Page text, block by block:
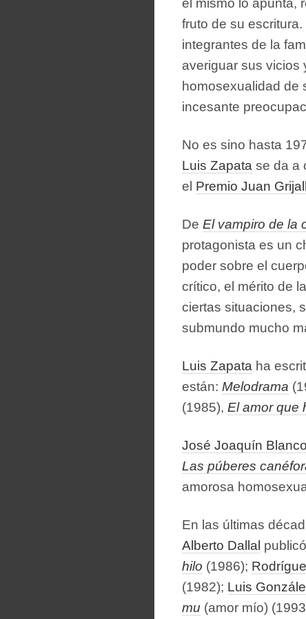
él mismo lo apunta,
fruto de su
integrantes de la
averiguar sus vicios
homosexualidad de
incesante
No es sino hasta
Luis Zapata se da a
el Premio Juan
De El vampiro de la
protagonista es un
poder sobre el
crítico, el mérito de
ciertas situaciones,
submundo mucho
Luis Zapata ha
están: Melodrama
(1985), El amor que
José Joaquín Blanco
Las púberes
amorosa
En las últimas
Alberto Dallal publicó
hilo (1986);
(1982); Luis
mu (amor mío)